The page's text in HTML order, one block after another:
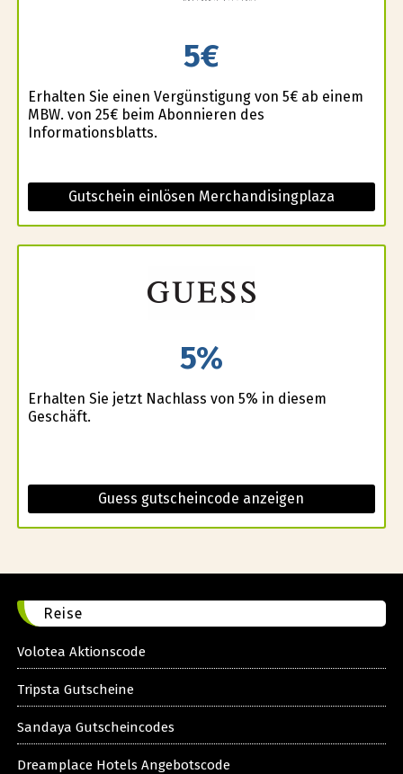
5€
Erhalten Sie einen Vergünstigung von 5€ ab einem
MBW. von 25€ beim Abonnieren des
Informationsblatts.
Gutschein einlösen Merchandisingplaza
5%
Erhalten Sie jetzt Nachlass von 5% in diesem
Geschäft.
Guess gutscheincode anzeigen
Reise
Volotea Aktionscode
Tripsta Gutscheine
Sandaya Gutscheincodes
Dreamplace Hotels Angebotscode